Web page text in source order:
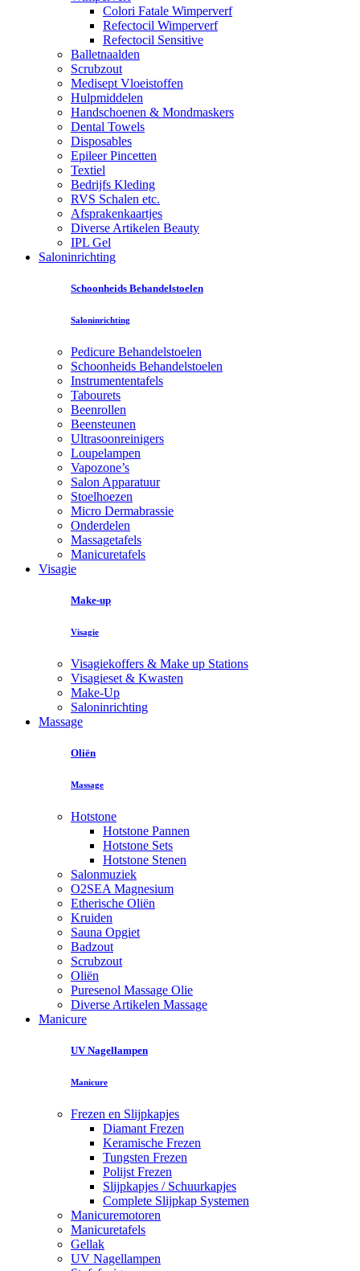
Colori Fatale Wimperverf
Refectocil Wimperverf
Refectocil Sensitive
Balletnaalden
Scrubzout
Medisept Vloeistoffen
Hulpmiddelen
Handschoenen & Mondmaskers
Dental Towels
Disposables
Epileer Pincetten
Textiel
Bedrijfs Kleding
RVS Schalen etc.
Afsprakenkaartjes
Diverse Artikelen Beauty
IPL Gel
Saloninrichting
Schoonheids Behandelstoelen
Saloninrichting
Pedicure Behandelstoelen
Schoonheids Behandelstoelen
Instrumententafels
Tabourets
Beenrollen
Beensteunen
Ultrasoonreinigers
Loupelampen
Vapozone’s
Salon Apparatuur
Stoelhoezen
Micro Dermabrassie
Onderdelen
Massagetafels
Manicuretafels
Visagie
Make-up
Visagie
Visagiekoffers & Make up Stations
Visagieset & Kwasten
Make-Up
Saloninrichting
Massage
Oliën
Massage
Hotstone
Hotstone Pannen
Hotstone Sets
Hotstone Stenen
Salonmuziek
O2SEA Magnesium
Etherische Oliën
Kruiden
Sauna Opgiet
Badzout
Scrubzout
Oliën
Puresenol Massage Olie
Diverse Artikelen Massage
Manicure
UV Nagellampen
Manicure
Frezen en Slijpkapjes
Diamant Frezen
Keramische Frezen
Tungsten Frezen
Polijst Frezen
Slijpkapjes / Schuurkapjes
Complete Slijpkap Systemen
Manicuremotoren
Manicuretafels
Gellak
UV Nagellampen